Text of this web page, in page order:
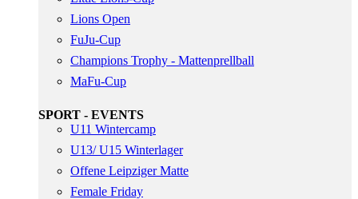
Lions Open
FuJu-Cup
Champions Trophy - Mattenprellball
MaFu-Cup
SPORT - EVENTS
U11 Wintercamp
U13/ U15 Winterlager
Offene Leipziger Matte
Female Friday